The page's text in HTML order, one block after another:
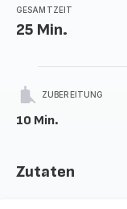
GESAMTZEIT
25 Min.
ZUBEREITUNG
10 Min.
Zutaten